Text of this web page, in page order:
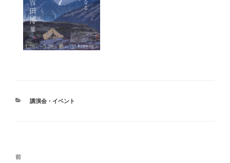
カ
講演会・イベント
投
前
前